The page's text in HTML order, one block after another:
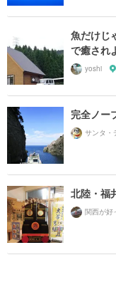
魚だけじ
で癒され
yoshi
完全ノー
北陸・福